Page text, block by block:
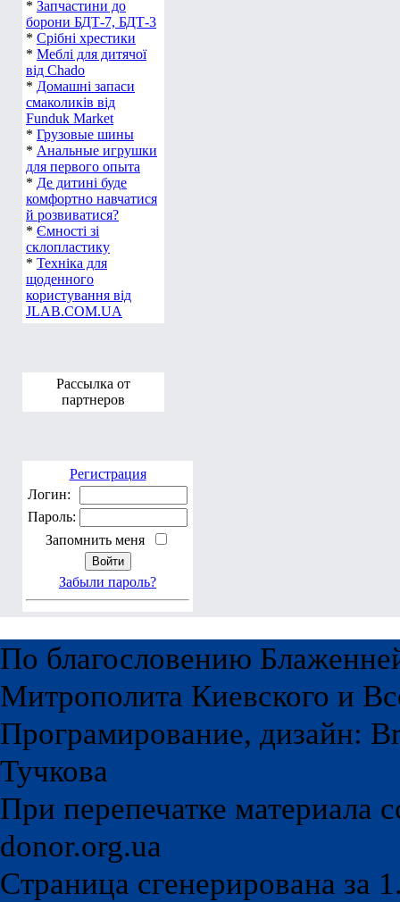
* Запчастини до
борони БДТ-7, БДТ-3
* Срібні хрестики
* Меблі для дитячої
від Chado
* Домашні запаси
смаколиків від
Funduk Market
* Грузовые шины
* Анальные игрушки
для первого опыта
* Де дитині буде
комфортно навчатися
й розвиватися?
* Ємності зі
склопластику
* Техніка для
щоденного
користування від
JLAB.COM.UA
Рассылка от
партнеров
Регистрация
Логин:
Пароль:
Запомнить меня
Забыли пароль?
По благословению
Митрополита Киевского и
Програмирование, дизайн:
Тучкова
При перепечатке материала
donor.org.ua
Страница сгенерирована за